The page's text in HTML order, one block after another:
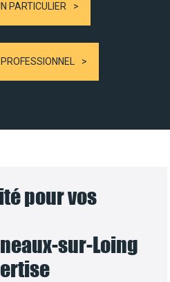
PARTICULIER
pour vos
sur-Loing